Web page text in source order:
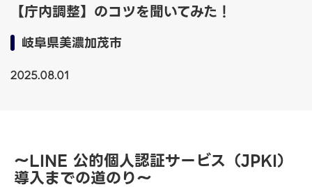
【庁内調整】のコツを聞いてみた！
岐阜県美濃加茂市
2025.08.01
〜LINE 公的個人認証サービス（JPKI）
導入までの道のり〜